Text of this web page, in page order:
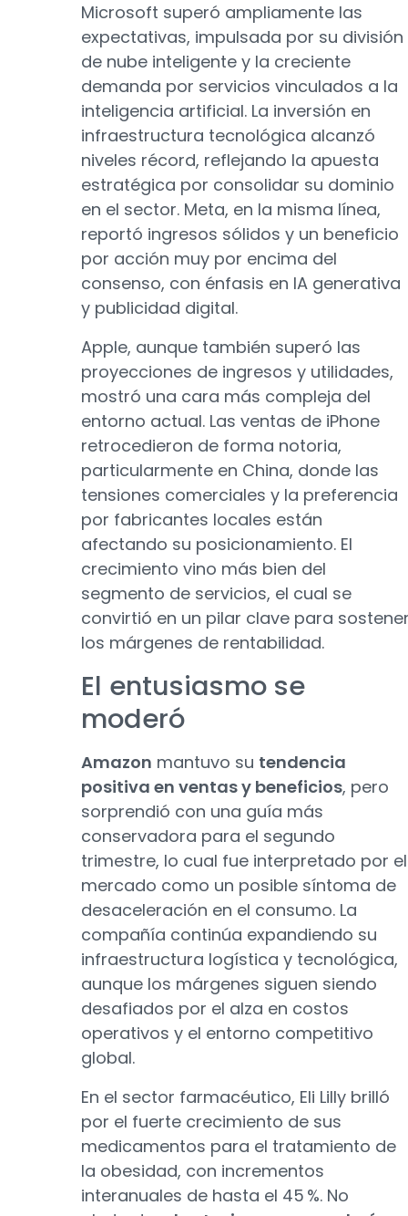
Microsoft superó ampliamente las
expectativas, impulsada por su división
de nube inteligente y la creciente
demanda por servicios vinculados a la
inteligencia artificial. La inversión en
infraestructura tecnológica alcanzó
niveles récord, reflejando la apuesta
estratégica por consolidar su dominio
en el sector. Meta, en la misma línea,
reportó ingresos sólidos y un beneficio
por acción muy por encima del
consenso, con énfasis en IA generativa
y publicidad digital.
Apple, aunque también superó las
proyecciones de ingresos y utilidades,
mostró una cara más compleja del
entorno actual. Las ventas de iPhone
retrocedieron de forma notoria,
particularmente en China, donde las
tensiones comerciales y la preferencia
por fabricantes locales están
afectando su posicionamiento. El
crecimiento vino más bien del
segmento de servicios, el cual se
convirtió en un pilar clave para
los márgenes de rentabilidad.
El entusiasmo se
moderó
Amazon mantuvo su tendencia
positiva en ventas y beneficios, pero
sorprendió con una guía más
conservadora para el segundo
trimestre, lo cual fue interpretado por el
mercado como un posible síntoma de
desaceleración en el consumo. La
compañía continúa expandiendo su
infraestructura logística y tecnológica,
aunque los márgenes siguen siendo
desafiados por el alza en costos
operativos y el entorno competitivo
global.
En el sector farmacéutico, Eli Lilly brilló
por el fuerte crecimiento de sus
medicamentos para el tratamiento de
la obesidad, con incrementos
interanuales de hasta el 45 %. No